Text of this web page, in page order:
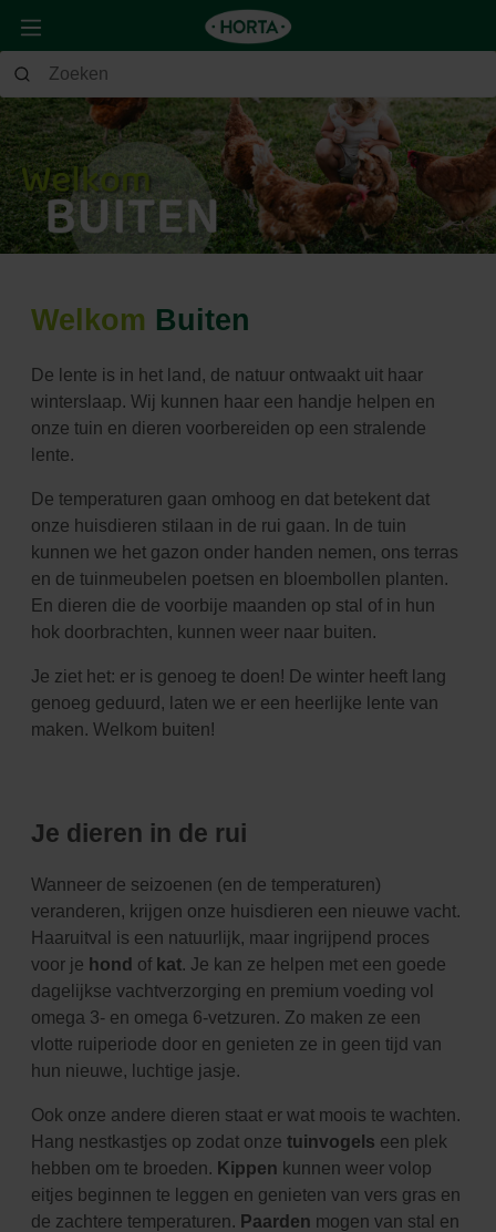
Welkom Buiten
De lente is in het land, de natuur ontwaakt uit haar
winterslaap. Wij kunnen haar een handje helpen en
onze tuin en dieren voorbereiden op een stralende
lente.
De temperaturen gaan omhoog en dat betekent dat
onze huisdieren stilaan in de rui gaan. In de tuin
kunnen we het gazon onder handen nemen, ons terras
en de tuinmeubelen poetsen en bloembollen planten.
En dieren die de voorbije maanden op stal of in hun
hok doorbrachten, kunnen weer naar buiten.
Je ziet het: er is genoeg te doen! De winter heeft lang
genoeg geduurd, laten we er een heerlijke lente van
maken. Welkom buiten!
Je dieren in de rui
Wanneer de seizoenen (en de temperaturen)
veranderen, krijgen onze huisdieren een nieuwe vacht.
Haaruitval is een natuurlijk, maar ingrijpend proces
voor je hond of kat. Je kan ze helpen met een goede
dagelijkse vachtverzorging en premium voeding vol
omega 3- en omega 6-vetzuren. Zo maken ze een
vlotte ruiperiode door en genieten ze in geen tijd van
hun nieuwe, luchtige jasje.
Ook onze andere dieren staat er wat moois te wachten.
Hang nestkastjes op zodat onze tuinvogels een plek
hebben om te broeden. Kippen kunnen weer volop
eitjes beginnen te leggen en genieten van vers gras en
de zachtere temperaturen. Paarden mogen van stal en